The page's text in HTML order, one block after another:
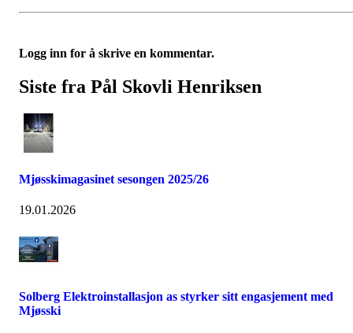
Logg inn for å skrive en kommentar.
Siste fra Pål Skovli Henriksen
Mjøsskimagasinet sesongen 2025/26
19.01.2026
Solberg Elektroinstallasjon as styrker sitt engasjement med
Mjøsski